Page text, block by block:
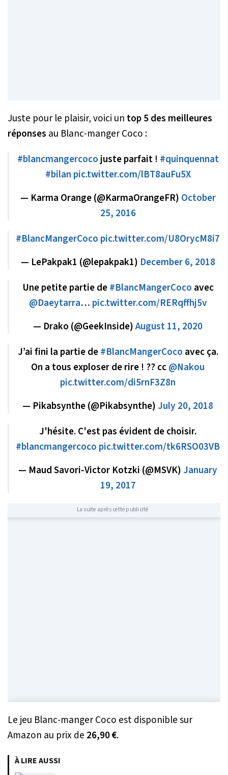
Juste pour le plaisir, voici un top 5 des meilleures
réponses au Blanc-manger Coco :
#blancmangercoco juste parfait ! #quinquennat
#bilan pic.twitter.com/lBT8auFu5X
— Karma Orange (@KarmaOrangeFR) October
25, 2016
#BlancMangerCoco pic.twitter.com/U8OrycM8i7
— LePakpak1 (@lepakpak1) December 6, 2018
Une petite partie de#BlancMangerCoco avec
@Daeytarra… pic.twitter.com/RERqffhj5v
— Drako (@GeekInside)August 11, 2020
J’ai fini la partie de#BlancMangerCoco avec ça.
On a tous exploser de rire ! ?? cc@Nakou
pic.twitter.com/di5rnF3Z8n
— Pikabsynthe (@Pikabsynthe) July 20, 2018
J'hésite. C'est pas évident de choisir.
#blancmangercoco pic.twitter.com/tk6RSO03VB
— Maud Savori-Victor Kotzki (@MSVK) January
19, 2017
La suite après cette publicité
Le jeu Blanc-manger Coco est disponible sur
Amazon au prix de 26,90 €.
À LIRE AUSSI